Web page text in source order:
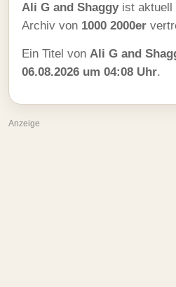
Ali G and Shaggyist aktuell
Archiv von 1000 2000er
Ein Titel von Ali G and
06.08.2026 um 04:08 Uhr.
Anzeige